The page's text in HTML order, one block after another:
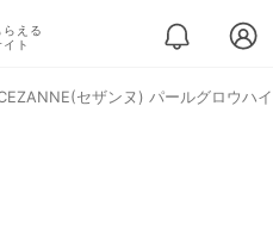
える
ト
セザンヌ) パールグロウハ